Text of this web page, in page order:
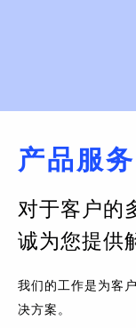
产品服务
对于客户的
诚为您提供
我们的工作是为客
决方案。